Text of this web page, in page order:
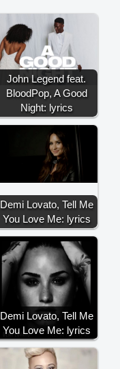
John Legend feat.
BloodPop, A Good
Night: lyrics
Demi Lovato, Tell Me
You Love Me: lyrics
Demi Lovato, Tell Me
You Love Me: lyrics